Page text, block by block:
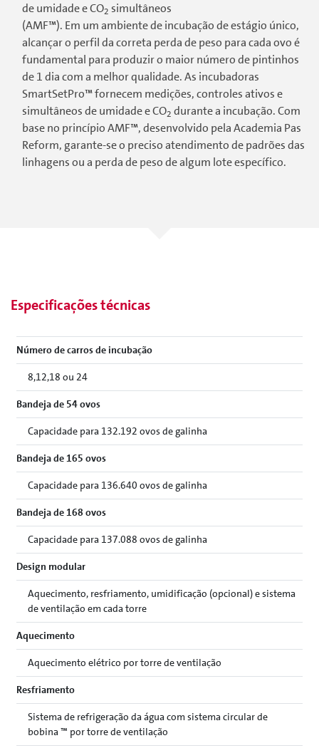
de umidade e CO2 simultâneos
(AMF™). Em um ambiente de incubação de estágio único,
alcançar o perfil da correta perda de peso para cada ovo é
fundamental para produzir o maior número de pintinhos
de 1 dia com a melhor qualidade. As incubadoras
SmartSetPro™ fornecem medições, controles ativos e
simultâneos de umidade e CO2 durante a incubação. Com
base no princípio AMF™, desenvolvido pela Academia Pas
Reform, garante-se o preciso atendimento de padrões das
linhagens ou a perda de peso de algum lote específico.
Especificações técnicas
Número de carros de incubação
8,12,18 ou 24
Bandeja de 54 ovos
Capacidade para 132.192 ovos de galinha
Bandeja de 165 ovos
Capacidade para 136.640 ovos de galinha
Bandeja de 168 ovos
Capacidade para 137.088 ovos de galinha
Design modular
Aquecimento, resfriamento, umidificação (opcional) e sistema
de ventilação em cada torre
Aquecimento
Aquecimento elétrico por torre de ventilação
Resfriamento
Sistema de refrigeração da água com sistema circular de
bobina ™ por torre de ventilação